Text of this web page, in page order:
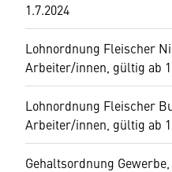
1.7.2024
Lohnordnung Fleischer
Arbeiter/innen, gültig ab
Lohnordnung Fleischer
Arbeiter/innen, gültig ab
Gehaltsordnung